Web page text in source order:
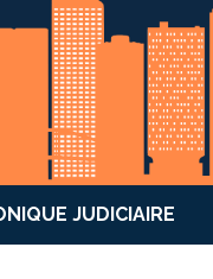
JUDICIAIRE